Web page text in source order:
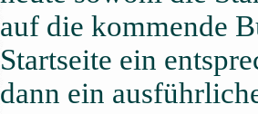
auf die kommende
Startseite ein
dann ein